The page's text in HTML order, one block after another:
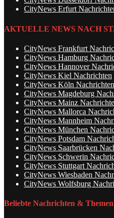
CityNews Erfurt
AKTUELLE NEWS NACH
CityNews Frankfurt
CityNews Hamburg
CityNews Hannover
CityNews Kiel Nachrichten
CityNews Köln Nachrichten
CityNews Magdeburg
CityNews Mainz
CityNews Mallorca
CityNews Mannheim
CityNews München
CityNews Potsdam
CityNews Saarbrücken
CityNews Schwerin
CityNews Stuttgart
CityNews Wiesbaden
CityNews Wolfsburg
Beliebte Nachrichten & Themen